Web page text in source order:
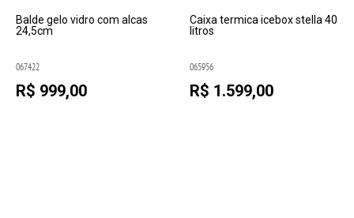
Balde gelo vidro com alcas
24,5cm
067422
R$ 999,00
Caixa termica icebox stella 40
litros
065956
R$ 1.599,00